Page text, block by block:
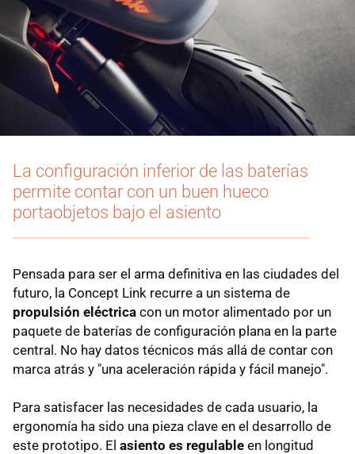
La configuración inferior de las baterías
permite contar con un buen hueco
portaobjetos bajo el asiento
Pensada para ser el arma definitiva en las ciudades del
futuro, la Concept Link recurre a un sistema de
propulsión eléctrica con un motor alimentado por un
paquete de baterías de configuración plana en la parte
central. No hay datos técnicos más allá de contar con
marca atrás y "una aceleración rápida y fácil manejo".
Para satisfacer las necesidades de cada usuario, la
ergonomía ha sido una pieza clave en el desarrollo de
este prototipo. El asiento es regulable en longitud